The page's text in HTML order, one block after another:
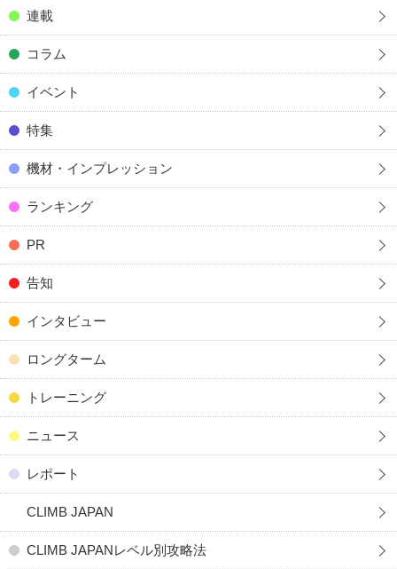
連載
コラム
イベント
特集
機材・インプレッション
ランキング
PR
告知
インタビュー
ロングターム
トレーニング
ニュース
レポート
CLIMB JAPAN
CLIMB JAPANレベル別攻略法